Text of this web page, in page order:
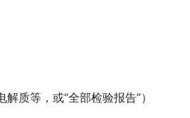
质等，或“全部检验报告”）